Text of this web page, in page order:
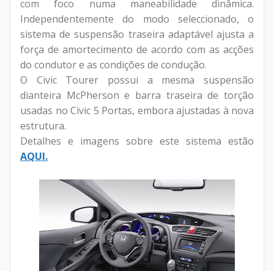
com foco numa maneabilidade dinâmica.
Independentemente do modo seleccionado, o
sistema de suspensão traseira adaptável ajusta a
força de amortecimento de acordo com as acções
do condutor e as condições de condução.
O Civic Tourer possui a mesma suspensão
dianteira McPherson e barra traseira de torção
usadas no Civic 5 Portas, embora ajustadas à nova
estrutura.
Detalhes e imagens sobre este sistema estão
AQUI.